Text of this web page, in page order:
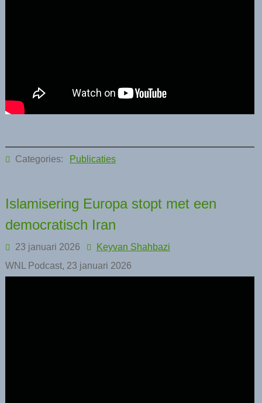
Categories: Publicaties
Islamisering Europa stopt met een
democratisch Iran
23 januari 2026
Keyvan Shahbazi
WNL Podcast, 23 januari 2026